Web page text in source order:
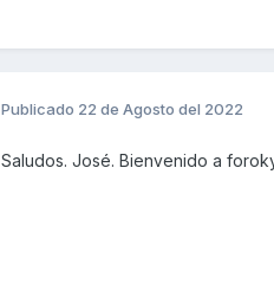
Publicado 22 de Agosto del 2022
Saludos. José. Bienvenido a